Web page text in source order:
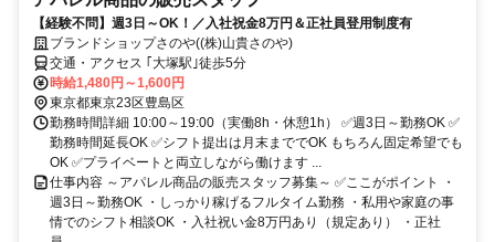
【経験不問】週3日～OK！／入社祝金8万円＆正社員登用制度有
ブランドショップさのや((株)山貴さのや)
交通・アクセス ｢大塚駅｣徒歩5分
時給1,480円～1,600円
東京都東京23区豊島区
勤務時間詳細 10:00～19:00（実働8h・休憩1h） ✅週3日～勤務OK ✅
勤務時間延長OK ✅シフト提出は月末まででOK もちろん固定希望でも
OK ✅プライベートと両立しながら働けます ...
仕事内容 ～アパレル商品の販売スタッフ募集～ ✅ここがポイント ・
週3日～勤務OK ・しっかり稼げるフルタイム勤務 ・私用や家庭の事
情でのシフト相談OK ・入社祝い金8万円あり（規定あり） ・正社